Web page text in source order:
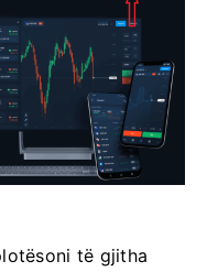
të gjitha